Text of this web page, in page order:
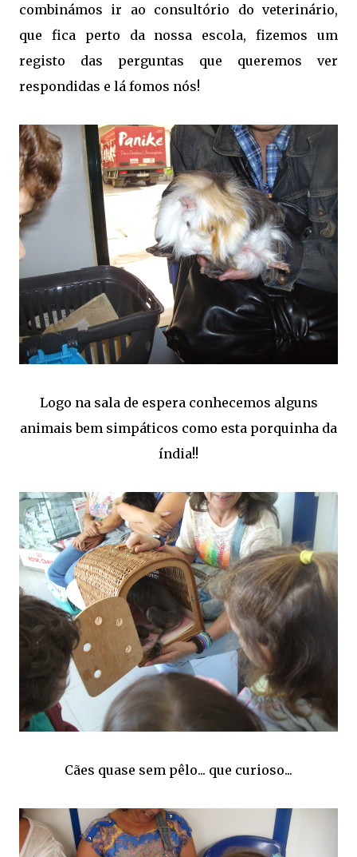
combinámos ir ao consultório do veterinário,
que fica perto da nossa escola, fizemos um
registo das perguntas que queremos ver
respondidas e lá fomos nós!
Logo na sala de espera conhecemos alguns
animais bem simpáticos como esta porquinha da
índia!!
Cães quase sem pêlo... que curioso...